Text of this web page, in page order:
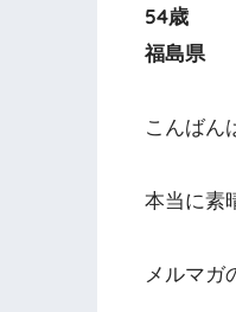
54歳
福島県
こんばん
本当に素
メルマガ